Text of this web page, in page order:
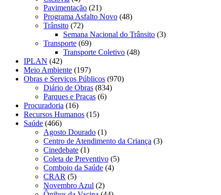
Pavimentação (21)
Programa Asfalto Novo (48)
Trânsito (72)
Semana Nacional do Trânsito (3)
Transporte (69)
Transporte Coletivo (48)
IPLAN (42)
Meio Ambiente (197)
Obras e Serviços Públicos (970)
Diário de Obras (834)
Parques e Praças (6)
Procuradoria (16)
Recursos Humanos (15)
Saúde (466)
Agosto Dourado (1)
Centro de Atendimento da Criança (3)
Cinedebate (1)
Coleta de Preventivo (5)
Comboio da Saúde (4)
CRAR (5)
Novembro Azul (2)